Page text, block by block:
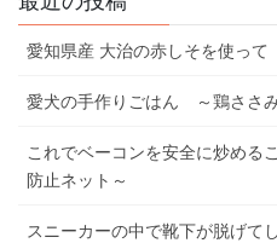
愛知県産 大治の赤しそを使っ
愛犬の手作りごはん ～鶏ささ
これでベーコンを安全に炒める
防止ネット～
スニーカーの中で靴下が脱げて